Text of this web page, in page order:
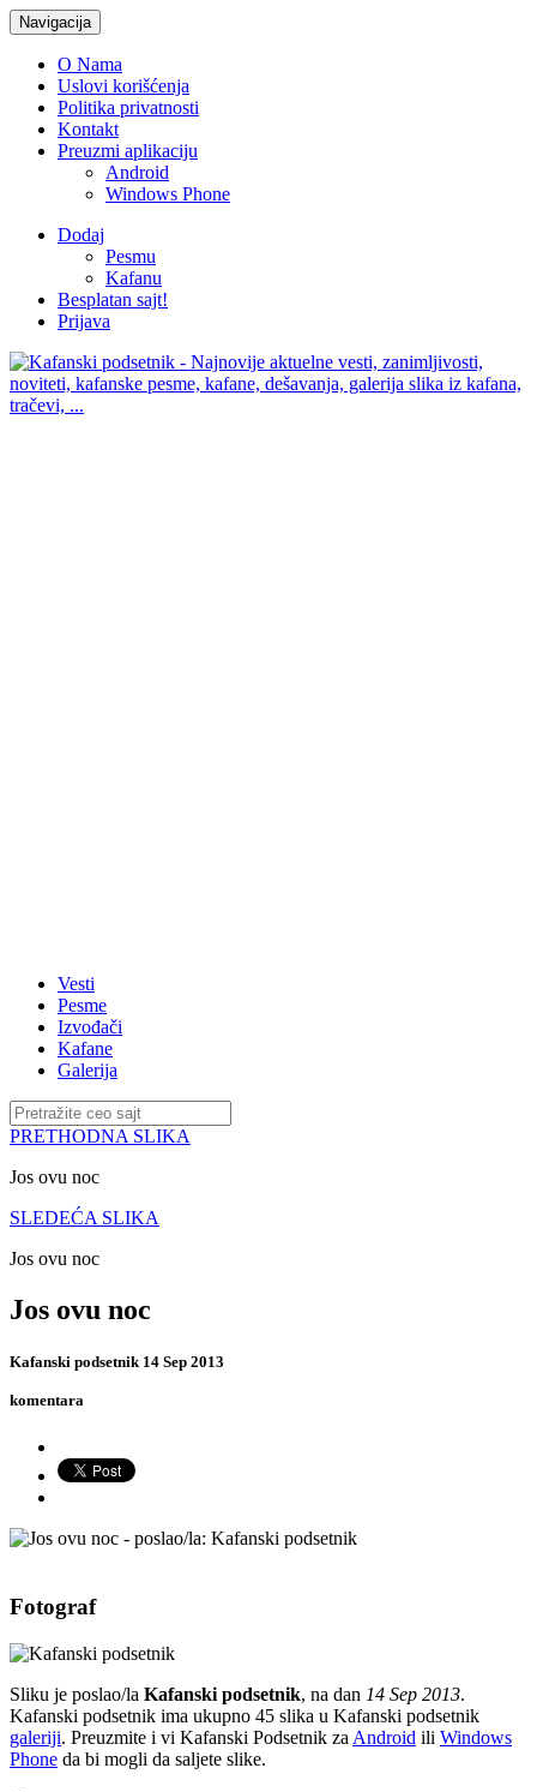
Navigacija
O Nama
Uslovi korišćenja
Politika privatnosti
Kontakt
Preuzmi aplikaciju
Android
Windows Phone
Dodaj
Pesmu
Kafanu
Besplatan sajt!
Prijava
Vesti
Pesme
Izvođači
Kafane
Galerija
PRETHODNA SLIKA
Jos ovu noc
SLEDEĆA SLIKA
Jos ovu noc
Jos ovu noc
Kafanski podsetnik 14 Sep 2013
komentara
Fotograf
Sliku je poslao/la Kafanski podsetnik, na dan 14 Sep 2013.
Kafanski podsetnik ima ukupno 45 slika u Kafanski podsetnik
galeriji. Preuzmite i vi Kafanski Podsetnik za Android ili Windows
Phone da bi mogli da saljete slike.